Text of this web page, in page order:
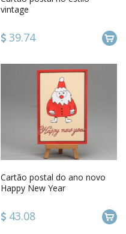
vintage
39.74
Cartão postal do ano novo
Happy New Year
43.08